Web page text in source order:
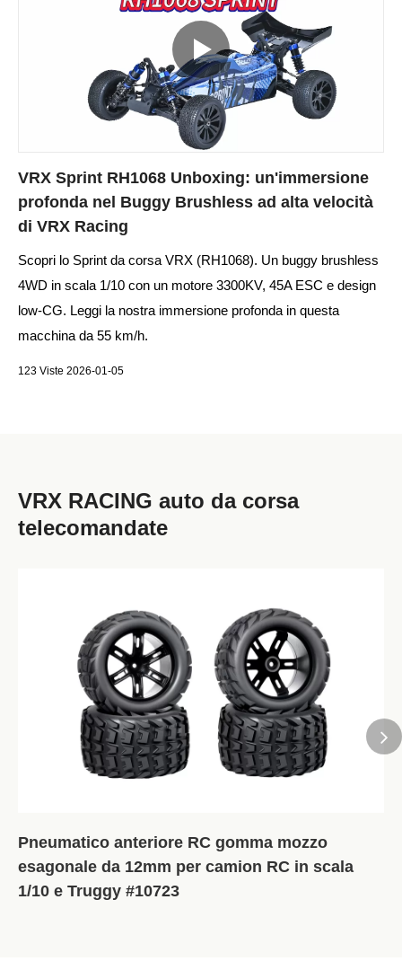
VRX Sprint RH1068 Unboxing: un'immersione
profonda nel Buggy Brushless ad alta velocità
di VRX Racing
Scopri lo Sprint da corsa VRX (RH1068). Un buggy brushless
4WD in scala 1/10 con un motore 3300KV, 45A ESC e design
low-CG. Leggi la nostra immersione profonda in questa
macchina da 55 km/h.
123 Viste 2026-01-05
RH820 BLAST 2.0 Unboxing: un'immersione
profonda nel camion Brushless Short Course
4WD in scala 1/8 di VRX Racing
Guarda l'inscatolamento ufficiale del VRX BLAST 2.0 (RH820)!
Scopri la potenza brushless in scala 1/8, 60A ESC e il telaio
4WD durevole in questo video di immersione profonda.
189 Viste 2025-11-20
VRX RACING auto da corsa
telecomandate
Pneumatico anteriore RC gomma mozzo
esagonale da 12mm per camion RC in scala
1/10 e Truggy #10723